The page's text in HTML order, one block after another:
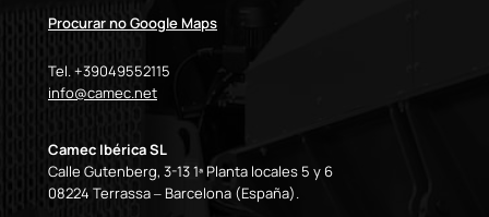
Procurar no Google Maps
Tel. +39049552115
info@camec.net
Camec Ibérica SL
Calle Gutenberg, 3-13 1ª Planta locales 5 y 6
08224 Terrassa – Barcelona (España).